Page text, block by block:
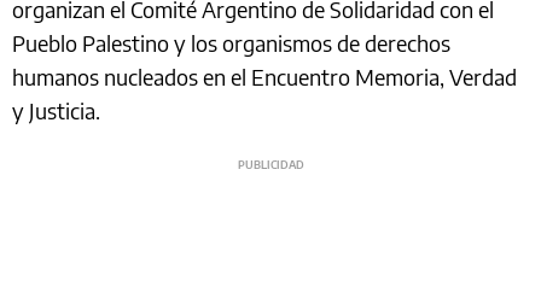
organizan el Comité Argentino de Solidaridad con el
Pueblo Palestino y los organismos de derechos
humanos nucleados en el Encuentro Memoria, Verdad
y Justicia.